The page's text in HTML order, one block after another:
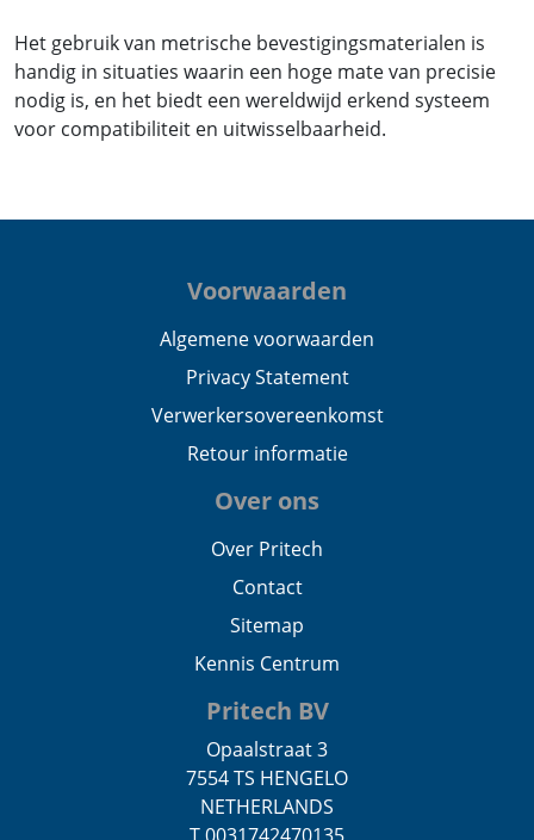
Het gebruik van metrische bevestigingsmaterialen is
handig in situaties waarin een hoge mate van precisie
nodig is, en het biedt een wereldwijd erkend systeem
voor compatibiliteit en uitwisselbaarheid.
Voorwaarden
Algemene voorwaarden
Privacy Statement
Verwerkersovereenkomst
Retour informatie
Over ons
Over Pritech
Contact
Sitemap
Kennis Centrum
Pritech BV
Opaalstraat 3
7554 TS HENGELO
NETHERLANDS